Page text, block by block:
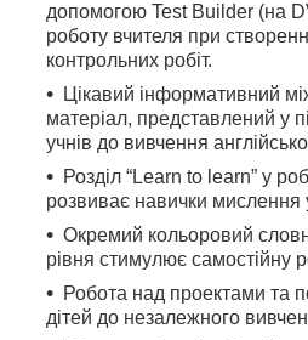
допомогою Test Builder (на
роботу вчителя при
контрольних робіт.
Цікавий інформативний
матеріал, представлений у
учнів до вивчення
Розділ “Learn to learn” у
розвиває навички мислення
Окремий кольоровий
рівня стимулює самостійну
Робота над проектами та
дітей до незалежного